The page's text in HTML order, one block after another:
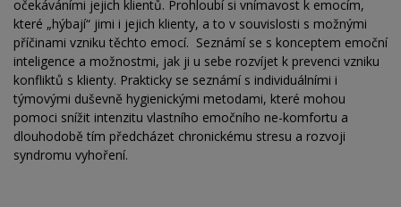
očekáváními jejich klientů. Prohloubí si vnímavost k emocím,
které „hýbají“ jimi i jejich klienty, a to v souvislosti s možnými
příčinami vzniku těchto emocí. Seznámí se s konceptem emoční
inteligence a možnostmi, jak ji u sebe rozvíjet k prevenci vzniku
konfliktů s klienty. Prakticky se seznámí s individuálními i
týmovými duševně hygienickými metodami, které mohou
pomoci snížit intenzitu vlastního emočního ne-komfortu a
dlouhodobě tím předcházet chronickému stresu a rozvoji
syndromu vyhoření.